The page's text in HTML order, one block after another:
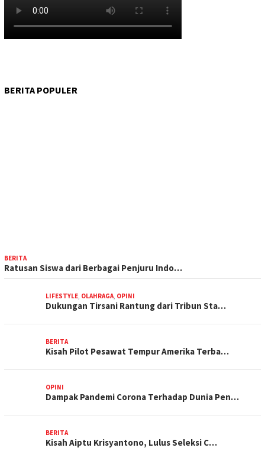
BERITA POPULER
BERITA
Ratusan Siswa dari Berbagai Penjuru Indo…
LIFESTYLE, OLAHRAGA, OPINI
Dukungan Tirsani Rantung dari Tribun Sta…
BERITA
Kisah Pilot Pesawat Tempur Amerika Terba…
OPINI
Dampak Pandemi Corona Terhadap Dunia Pen…
BERITA
Kisah Aiptu Krisyantono, Lulus Seleksi C…